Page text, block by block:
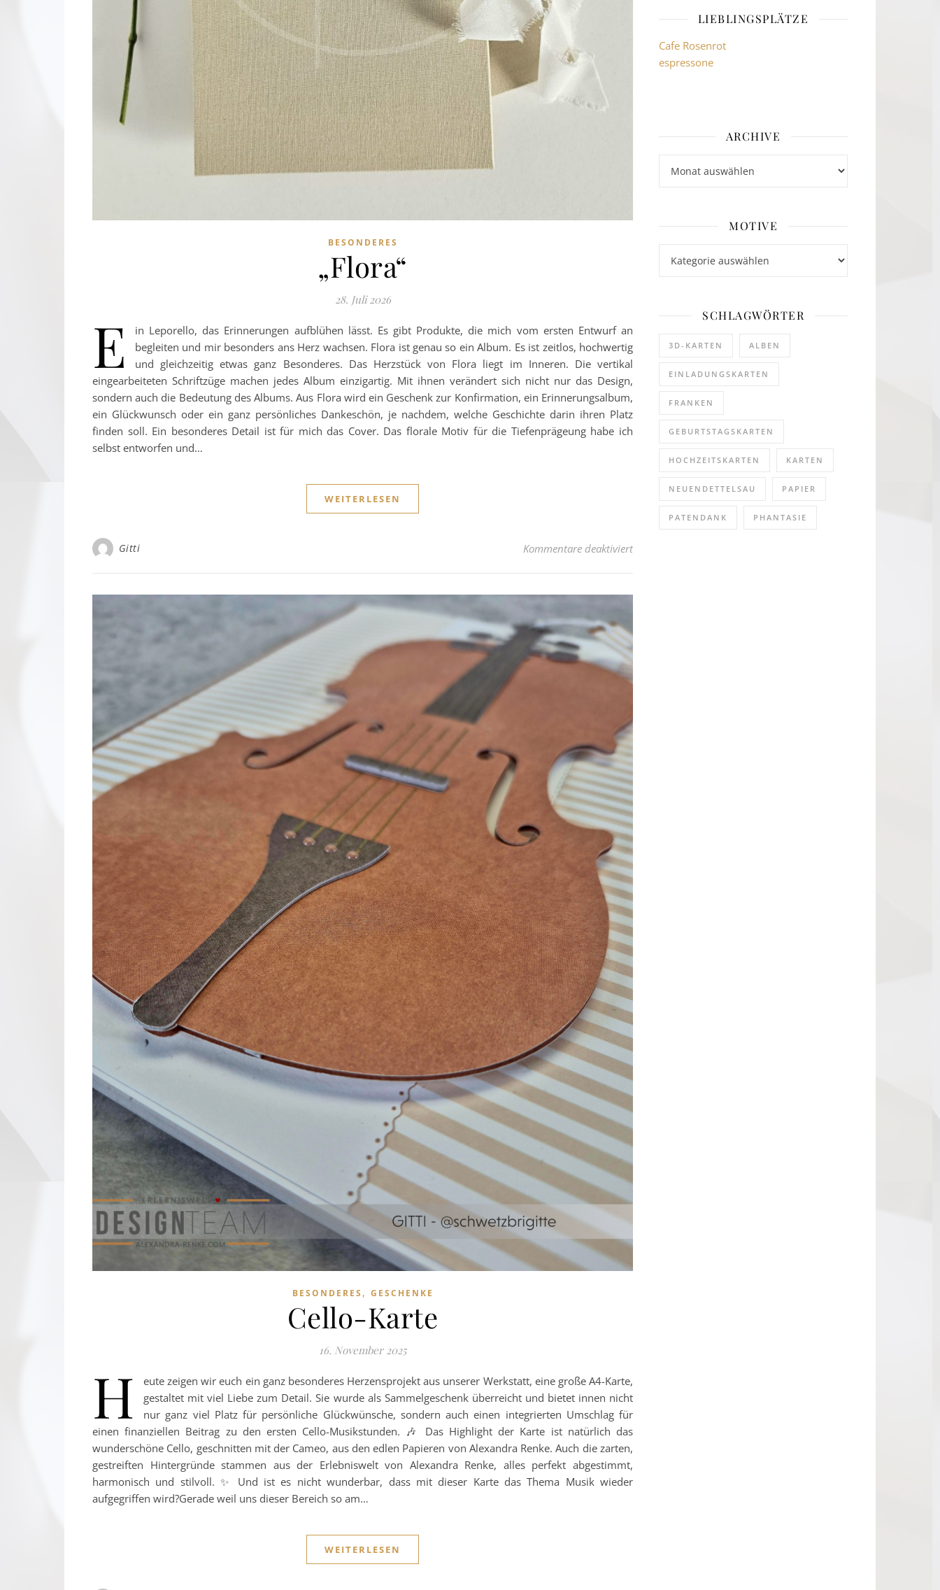
BESONDERES
„Flora“
28. Juli 2026
E
in Leporello, das Erinnerungen aufblühen lässt. Es gibt Produkte, die mich vom ersten Entwurf an
begleiten und mir besonders ans Herz wachsen. Flora ist genau so ein Album. Es ist zeitlos, hochwertig
und gleichzeitig etwas ganz Besonderes. Das Herzstück von Flora liegt im Inneren. Die vertikal
eingearbeiteten Schriftzüge machen jedes Album einzigartig. Mit ihnen verändert sich nicht nur das Design,
sondern auch die Bedeutung des Albums. Aus Flora wird ein Geschenk zur Konfirmation, ein Erinnerungsalbum,
ein Glückwunsch oder ein ganz persönliches Dankeschön, je nachdem, welche Geschichte darin ihren Platz
finden soll. Ein besonderes Detail ist für mich das Cover. Das florale Motiv für die Tiefenprägeung habe ich
selbst entworfen und…
WEITERLESEN
Gitti Kommentare deaktiviertfür „Flora“
BESONDERES , GESCHENKE
Cello-Karte
16. November 2025
H
eute zeigen wir euch ein ganz besonderes Herzensprojekt aus unserer Werkstatt, eine große A4-Karte,
gestaltet mit viel Liebe zum Detail. Sie wurde als Sammelgeschenk überreicht und bietet innen nicht
nur ganz viel Platz für persönliche Glückwünsche, sondern auch einen integrierten Umschlag für
einen finanziellen Beitrag zu den ersten Cello-Musikstunden. 🎶 Das Highlight der Karte ist natürlich das
wunderschöne Cello, geschnitten mit der Cameo, aus den edlen Papieren von Alexandra Renke. Auch die zarten,
gestreiften Hintergründe stammen aus der Erlebniswelt von Alexandra Renke, alles perfekt abgestimmt,
harmonisch und stilvoll. ✨ Und ist es nicht wunderbar, dass mit dieser Karte das Thema Musik wieder
aufgegriffen wird?Gerade weil uns dieser Bereich so am…
WEITERLESEN
LIEBLINGSPLÄTZE
Cafe Rosenrot
espressone
ARCHIVE
MOTIVE
SCHLAGWÖRTER
3D-KARTEN ALBEN
EINLADUNGSKARTEN
FRANKEN
GEBURTSTAGSKARTEN
HOCHZEITSKARTEN KARTEN
NEUENDETTELSAU PAPIER
PATENDANK PHANTASIE